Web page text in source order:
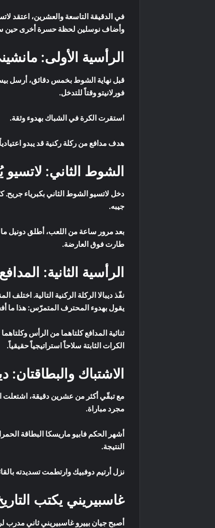
في الدقيقة التاسعة والعشرين، اعتقد
وأضاف نوسلين لحظة حسرة أخرى حين
الرأسية الأولى:
قبل نهاية الشوط بخمس دقائق، أرسل
فورلانيتو وقتاً للتدخل.
استقرت الكرة في الشباك بهدوء وثقة.
هدف مدافع من ركلة ركنية قد يبدو
الشوط الثاني:
دخل لاتسيو الشوط الثاني بكبرياء جريح.
جيبه.
بعد مرور ساعة من اللعب، أطلق دونيل
طارت فوق العارضة.
الرأسية الثانية:
نفّذ ديبالا الركلة الركنية التالية.
يقول بهدوء المحترف المتمرّس: هذا ما
ثنائية المدافع كلتاهما من الرأس
الكرات الثابتة سلاحاً استراتيجياً حقيقياً.
الاشتباك
مع تبقّي أكثر من عشرين دقيقة، اشتعلت
مجرد مباراة.
أشهر الحكم فابيو ماريسكا البطاقة
النتيجة.
نزل أرتيم دوفبيك وارتطمت تسديدته
غاسبيريني يكتب
أصبح جيان بييرو غاسبيريني ثاني مدرب